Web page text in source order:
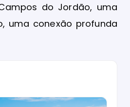
do Jordão, uma
uma conexão profunda